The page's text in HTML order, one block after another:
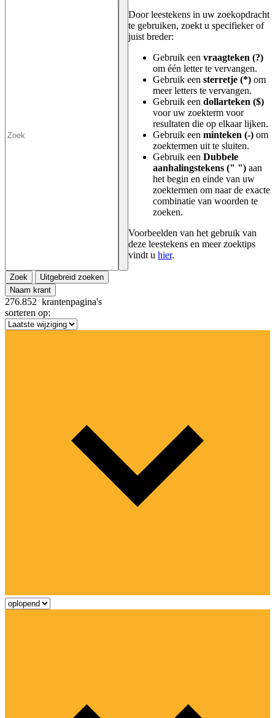
Door leestekens in uw zoekopdracht
te gebruiken, zoekt u specifieker of
juist breder:
Gebruik een vraagteken (?)
om één letter te vervangen.
Gebruik een sterretje (*) om
meer letters te vervangen.
Gebruik een dollarteken ($)
voor uw zoekterm voor
resultaten die op elkaar lijken.
Gebruik een minteken (-) om
zoektermen uit te sluiten.
Gebruik een Dubbele
aanhalingstekens (" ") aan
het begin en einde van uw
zoektermen om naar de exacte
combinatie van woorden te
zoeken.
Voorbeelden van het gebruik van
deze leestekens en meer zoektips
vindt u hier.
Zoek
Uitgebreid zoeken
Naam krant
276.852 krantenpagina's
sorteren op: